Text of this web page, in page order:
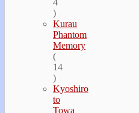
4
)
Kurau
Phantom
Memory
(
14
)
Kyoshiro
to
Towa